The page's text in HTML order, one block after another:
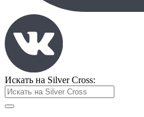
Искать на Silver Cross: